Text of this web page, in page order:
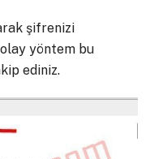
şifrenizi
yöntem bu
ediniz.